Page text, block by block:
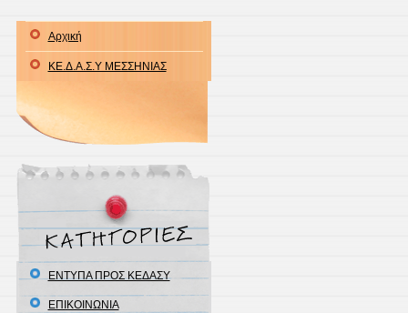
Αρχική
ΚΕ.Δ.Α.Σ.Υ ΜΕΣΣΗΝΙΑΣ
ΕΝΤΥΠΑ ΠΡΟΣ ΚΕΔΑΣΥ
ΕΠΙΚΟΙΝΩΝΙΑ